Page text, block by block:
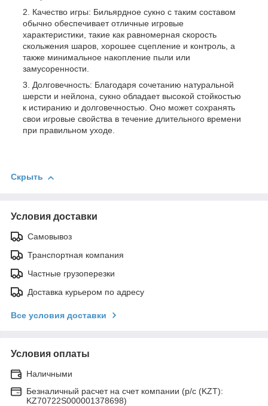
Качество игры: Бильярдное сукно с таким составом
обычно обеспечивает отличные игровые
характеристики, такие как равномерная скорость
скольжения шаров, хорошее сцепление и контроль, а
также минимальное накопление пыли или
замусоренности.
Долговечность: Благодаря сочетанию натуральной
шерсти и нейлона, сукно обладает высокой стойкостью
к истиранию и долговечностью. Оно может сохранять
свои игровые свойства в течение длительного времени
при правильном уходе.
Скрыть
Условия доставки
Самовывоз
Транспортная компания
Частные грузоперезки
Доставка курьером по адресу
Все условия доставки
Условия оплаты
Наличными
Безналичный расчет на счет компании (р/с (KZT):
KZ70722S000001378698)